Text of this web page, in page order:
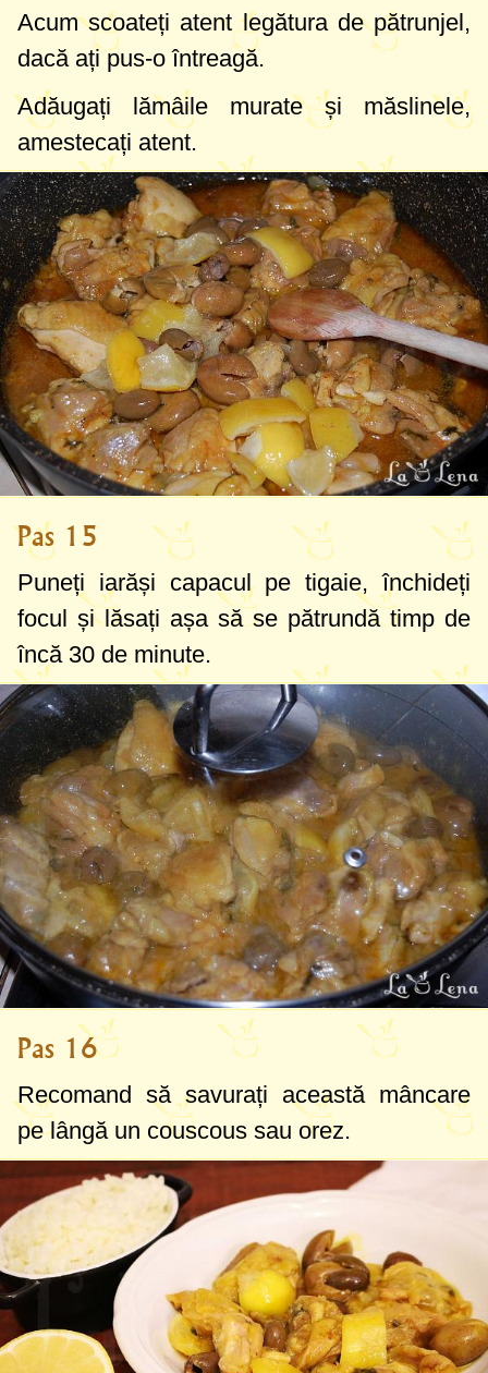
Acum scoateți atent legătura de pătrunjel,
dacă ați pus-o întreagă.
Adăugați lămâile murate și măslinele,
amestecați atent.
Pas 15
Puneți iarăși capacul pe tigaie, închideți
focul și lăsați așa să se pătrundă timp de
încă 30 de minute.
Pas 16
Recomand să savurați această mâncare
pe lângă un couscous sau orez.